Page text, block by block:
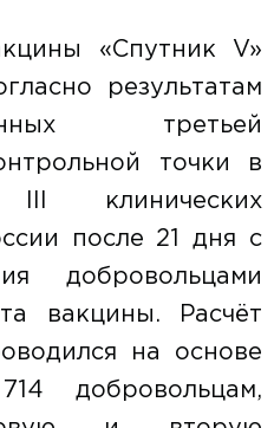
«Спутник V»
результатам
третьей
точки в
клинических
после 21 дня с
добровольцами
вакцины. Расчёт
на основе
добровольцам,